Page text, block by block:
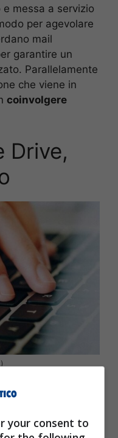
messa a servizio
per agevolare
mail
garantire un
Parallelamente
che viene in
coinvolgere
Drive,
lo strumento che
stregua della
your consent to